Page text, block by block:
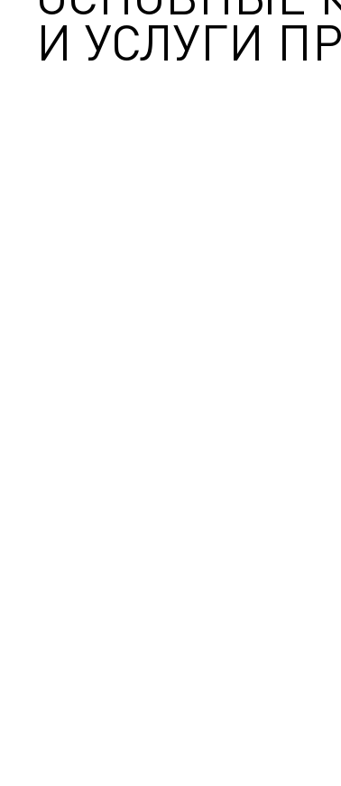
И УСЛУГИ